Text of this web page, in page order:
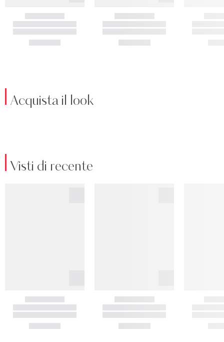
Acquista il look
Visti di recente